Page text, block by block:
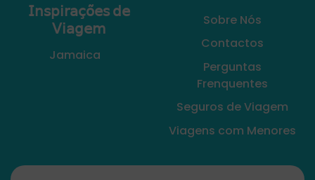
𝖨𝗇𝗌𝗉𝗂𝗋𝖺𝖼̧𝗈̃𝖾𝗌 𝖽𝖾
𝖵𝗂𝖺𝗀𝖾𝗆
Jamaica
Sobre Nós
Contactos
Perguntas
Frenquentes
Seguros de Viagem
Viagens com Menores